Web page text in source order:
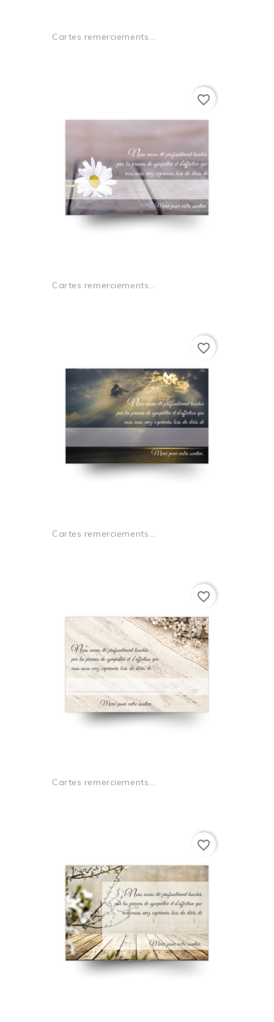
Cartes remerciements...
Cartes remerciements...
favorite_border
Cartes remerciements...
favorite_border
Cartes remerciements...
favorite_border
favorite_border